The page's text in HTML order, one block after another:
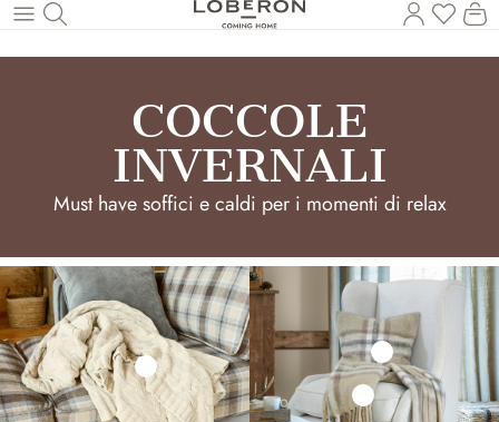
Torna al contenuto principale
Hai 0Il
COCCOLE
INVERNALI
Must have soffici e caldi per i momenti di relax